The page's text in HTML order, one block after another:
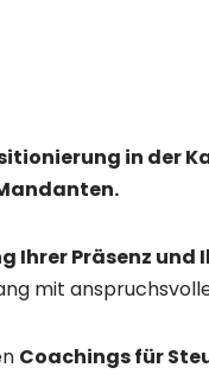
in der
Ihrer Präsenz und
mit
Coachings für